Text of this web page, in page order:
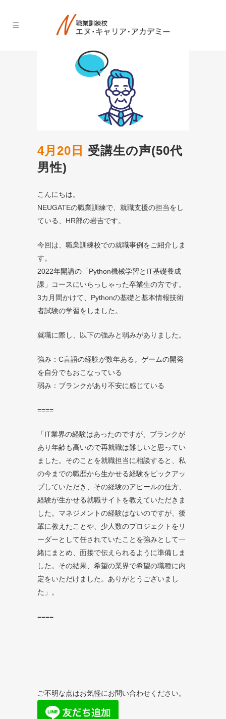
4月20日 受講生の声(50代
男性)
こんにちは。
NEUGATEの職業訓練で、就職支援の担当をし
ている、HR部の岩吉です。
今回は、職業訓練校での就職事例をご紹介しま
す。
2022年開講の「Python機械学習とIT基礎養成
課」コースにいらっしゃった卒業生の方です。
3カ月間かけて、Pythonの基礎と基本情報技術
者試験の学習をしました。
就職に際し、以下の強みと弱みがありました。
強み：C言語の経験が数年ある。ゲームの開発
を自分でもおこなっている
弱み：ブランクがあり不安に感じている
====
「IT業界の経験はあったのですが、ブランクが
あり年齢も高いので再就職は難しいと思ってい
ました。そのことを就職担当に相談すると、私
の今までの職歴から生かせる経験をピックアッ
プしていただき、その経験のアピールの仕方、
経験が生かせる就職サイトを教えていただきま
した。マネジメントの経験はないのですが、後
輩に教えたことや、少人数のプロジェクトをリ
ーダーとして任されていたことを強みとして一
緒にまとめ、面接で伝えられるように準備しま
した。その結果、希望の業界で希望の職種に内
定をいただけました。ありがとうございまし
た」。
====
ご不明な点はお気軽にお問い合わせください。